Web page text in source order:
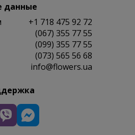
данные
+1 718 475 92 72
(067) 355 77 55
(099) 355 77 55
(073) 565 56 68
info@flowers.ua